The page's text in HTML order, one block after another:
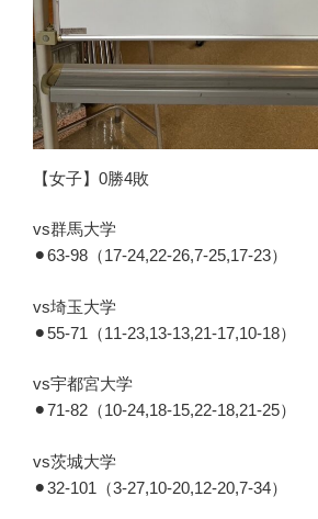
【女子】0勝4敗
vs群馬大学
⚫︎63-98（17-24,22-26,7-25,17-23）
vs埼玉大学
⚫︎55-71（11-23,13-13,21-17,10-18）
vs宇都宮大学
⚫︎71-82（10-24,18-15,22-18,21-25）
vs茨城大学
⚫︎32-101（3-27,10-20,12-20,7-34）